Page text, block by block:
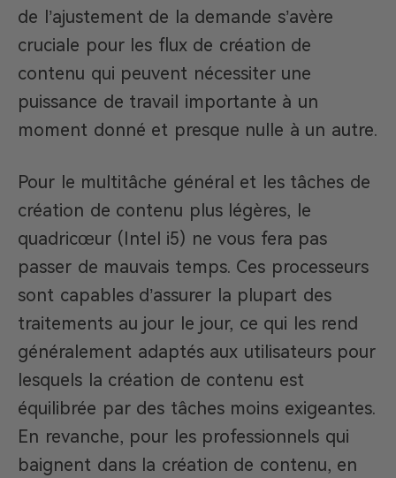
de l’ajustement de la demande s’avère
cruciale pour les flux de création de
contenu qui peuvent nécessiter une
puissance de travail importante à un
moment donné et presque nulle à un autre.
Pour le multitâche général et les tâches de
création de contenu plus légères, le
quadricœur (Intel i5) ne vous fera pas
passer de mauvais temps. Ces processeurs
sont capables d’assurer la plupart des
traitements au jour le jour, ce qui les rend
généralement adaptés aux utilisateurs pour
lesquels la création de contenu est
équilibrée par des tâches moins exigeantes.
En revanche, pour les professionnels qui
baignent dans la création de contenu, en